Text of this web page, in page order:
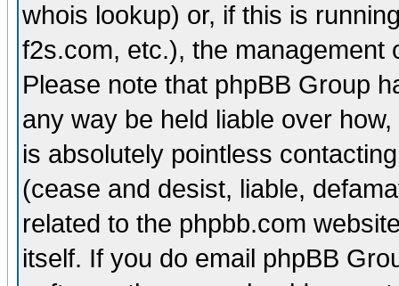
whois lookup) or, if this is
f2s.com, etc.), the management
Please note that phpBB Group
any way be held liable over
is absolutely pointless
(cease and desist, liable,
related to the phpbb.com
itself. If you do email phpBB